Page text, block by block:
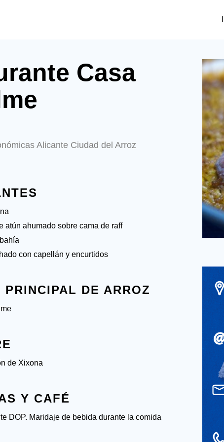
Casa
Alicante Ciudad del Arroz
atún ahumado sobre cama de raff
con capellán y encurtidos
PRINCIPAL DE ARROZ
de Xixona
Y CAFÉ
DOP. Maridaje de bebida durante la comida